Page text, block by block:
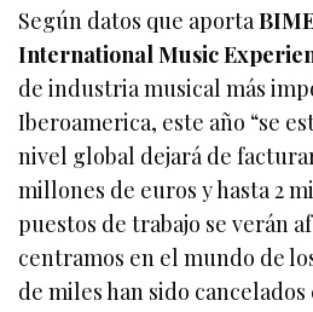
Según datos que aporta
International Music
de industria musical más
Iberoamerica, este año “se
nivel global dejará de
millones de euros y hasta 2
puestos de trabajo se verán
centramos en el mundo de
de miles han sido